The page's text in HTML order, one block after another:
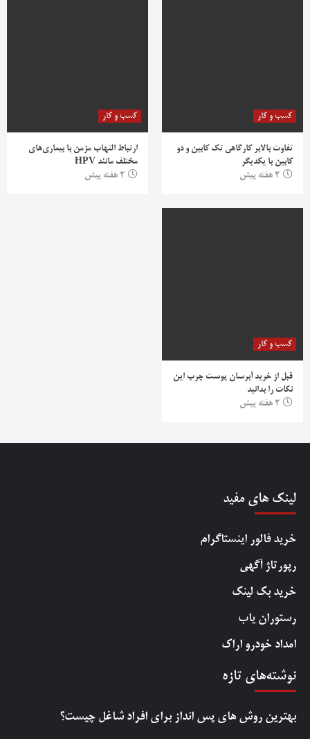
کسب و کار
تفاوت بالابر کارگاهی تک کابین و دو
کابین با یکدیگر
2 هفته پیش
کسب و کار
ارتباط التهاب مزمن با بیماری‌های
مختلف مانند HPV
2 هفته پیش
کسب و کار
قبل از خرید آبرسان پوست چرب این
نکات را بدانید
2 هفته پیش
لینک های مفید
خرید فالور اینستاگرام
رپورتاژ آگهی
خرید بک لینک
رستوران یاب
امداد خودرو اراک
نوشته‌های تازه
بهترین روش‌ های پس‌ انداز برای افراد شاغل چیست؟